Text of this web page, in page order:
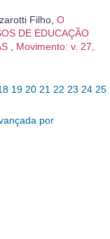
Filho, O
DE EDUCAÇÃO
Movimento: v. 27,
19 20 21 22 23 24 25
por